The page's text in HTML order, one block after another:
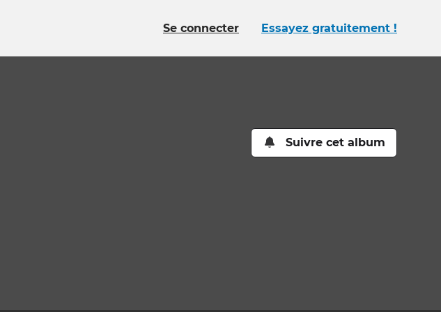
Se connecter Essayez gratuitement !
Suivre cet album